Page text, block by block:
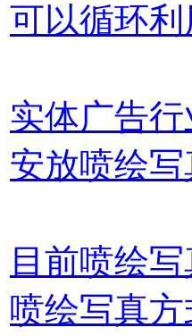
可以循环
实体广告
安放喷绘
目前喷绘
喷绘写真